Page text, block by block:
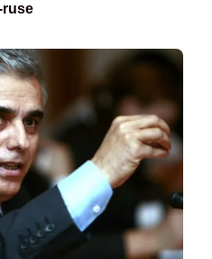
ruse